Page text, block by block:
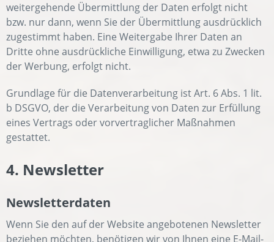
weitergehende Übermittlung der Daten erfolgt nicht
bzw. nur dann, wenn Sie der Übermittlung ausdrücklich
zugestimmt haben. Eine Weitergabe Ihrer Daten an
Dritte ohne ausdrückliche Einwilligung, etwa zu Zwecken
der Werbung, erfolgt nicht.
Grundlage für die Datenverarbeitung ist Art. 6 Abs. 1 lit.
b DSGVO, der die Verarbeitung von Daten zur Erfüllung
eines Vertrags oder vorvertraglicher Maßnahmen
gestattet.
4. Newsletter
Newsletterdaten
Wenn Sie den auf der Website angebotenen Newsletter
beziehen möchten, benötigen wir von Ihnen eine E-Mail-